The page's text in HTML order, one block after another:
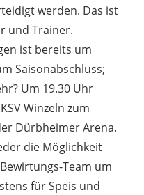
werden. Das ist
und Trainer.
ist bereits um
Saisonabschluss;
Um 19.30 Uhr
Winzeln zum
Dürbheimer Arena.
die Möglichkeit
Team um
für Speis und